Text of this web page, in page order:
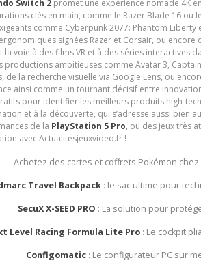
Switch 2promet une expérience nomade 4K
clés en main, comme le Razer Blade 16 ou
comme Cyberpunk 2077: Phantom
signées Razer et Corsair, ou encore
la voie à des films VR et à des séries interactives
productions ambitieuses comme Avatar 3,
de la recherche visuelle via Google Lens, ou
ainsi comme un tournant décisif entre
pour identifier les meilleurs produits high-
et à la découverte, qui s’adresse aussi bien
de la PlayStation 5 Pro, ou des jeux très
avec Actualitesjeuxvideo.fr !
Achetez des cartes et coffrets Pokémon chez
Travel Backpack: le sac ultime pour
SecuX X-SEED PRO : La solution pour
Level Racing Formula Lite Pro: Le cockpit
Configomatic : Le configurateur PC sur